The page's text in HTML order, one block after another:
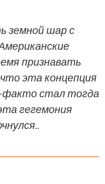
земной шар с
признавать
эта концепция
факто стал тогда
гегемония